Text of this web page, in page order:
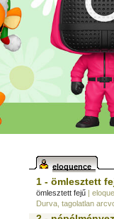
eloquence
1 - ömlesztett
ömlesztett fejű |
Durva, tagolatlan